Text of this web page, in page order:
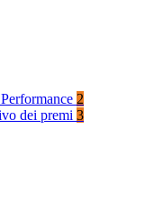
2
dei premi 3